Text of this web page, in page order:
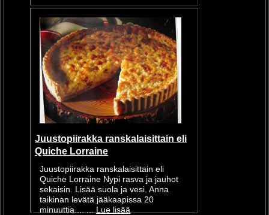
Juustopiirakka ranskalaisittain eli
Quiche Lorraine
Juustopiirakka ranskalaisittain eli
Quiche Lorraine Nypi rasva ja jauhot
sekaisin. Lisää suola ja vesi. Anna
taikinan levätä jääkaapissa 20
minuuttia.... ... Lue lisää